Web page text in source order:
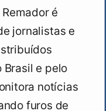
é
jornalistas e
e pelo
notícias
furos de